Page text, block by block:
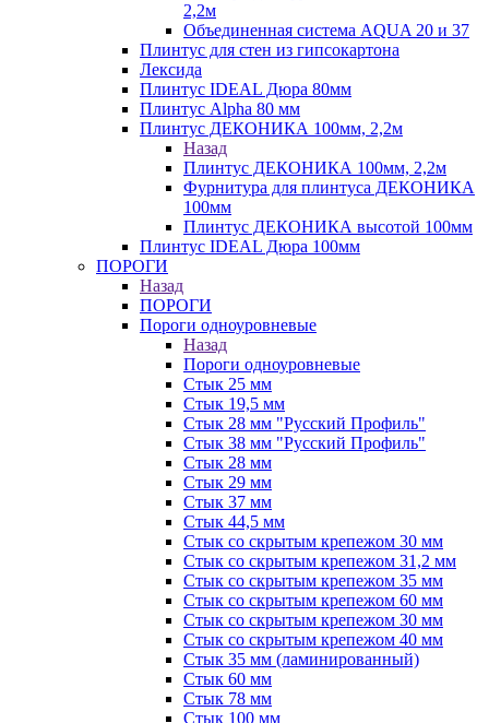
2,2м
Объединенная система AQUA 20 и 37
Плинтус для стен из гипсокартона
Лексида
Плинтус IDEAL Дюра 80мм
Плинтус Alpha 80 мм
Плинтус ДЕКОНИКА 100мм, 2,2м
Назад
Плинтус ДЕКОНИКА 100мм, 2,2м
Фурнитура для плинтуса ДЕКОНИКА
100мм
Плинтус ДЕКОНИКА высотой 100мм
Плинтус IDEAL Дюра 100мм
ПОРОГИ
Назад
ПОРОГИ
Пороги одноуровневые
Назад
Пороги одноуровневые
Стык 25 мм
Стык 19,5 мм
Стык 28 мм "Русский Профиль"
Стык 38 мм "Русский Профиль"
Стык 28 мм
Стык 29 мм
Стык 37 мм
Стык 44,5 мм
Стык со скрытым крепежом 30 мм
Стык со скрытым крепежом 31,2 мм
Стык со скрытым крепежом 35 мм
Стык со скрытым крепежом 60 мм
Стык со скрытым крепежом 30 мм
Стык со скрытым крепежом 40 мм
Стык 35 мм (ламинированный)
Стык 60 мм
Стык 78 мм
Стык 100 мм